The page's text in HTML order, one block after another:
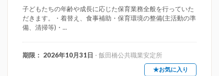
子どもたちの年齢や成長に応じた保育業務全般を行っていた
だきます。・着替え、食事補助・保育環境の整備(主活動の準
備、清掃等)・...
期限： 2026年10月31日 - 飯田橋公共職業安定所
★お気に入り